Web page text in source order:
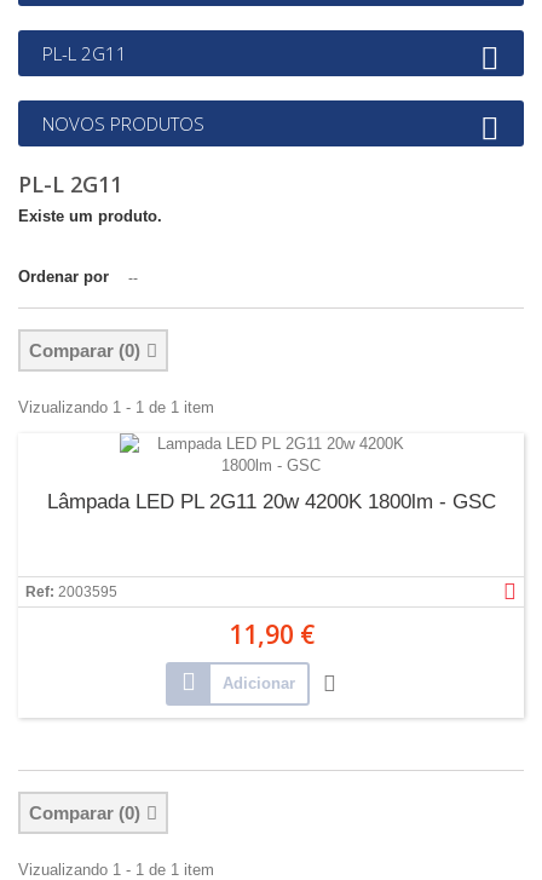
PL-L 2G11
NOVOS PRODUTOS
PL-L 2G11
Existe um produto.
Ordenar por --
Comparar (0)
Vizualizando 1 - 1 de 1 item
Lâmpada LED PL 2G11 20w 4200K 1800lm - GSC
Ref: 2003595
11,90 €
Adicionar
Comparar (0)
Vizualizando 1 - 1 de 1 item